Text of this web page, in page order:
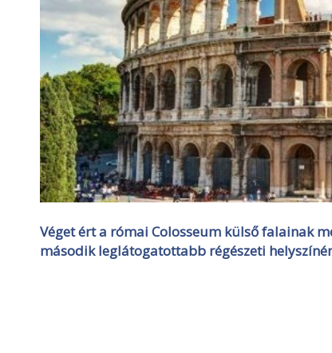
Véget ért a római Colosseum külső falainak
második leglátogatottabb régészeti